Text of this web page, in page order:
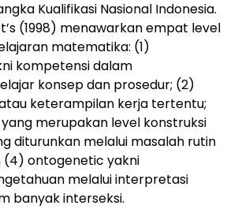
Kualifikasi Nasional Indonesia.
(1998) menawarkan empat level
matematika: (1)
kompetensi dalam
konsep dan prosedur; (2)
keterampilan kerja tertentu;
merupakan level konstruksi
diturunkan melalui masalah rutin
(4) ontogenetic yakni
melalui interpretasi
banyak interseksi.